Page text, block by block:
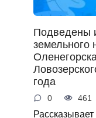
Подведены
земельного
года
0 461